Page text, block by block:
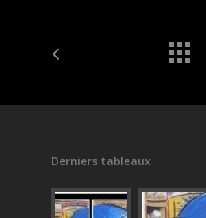
Derniers tableaux